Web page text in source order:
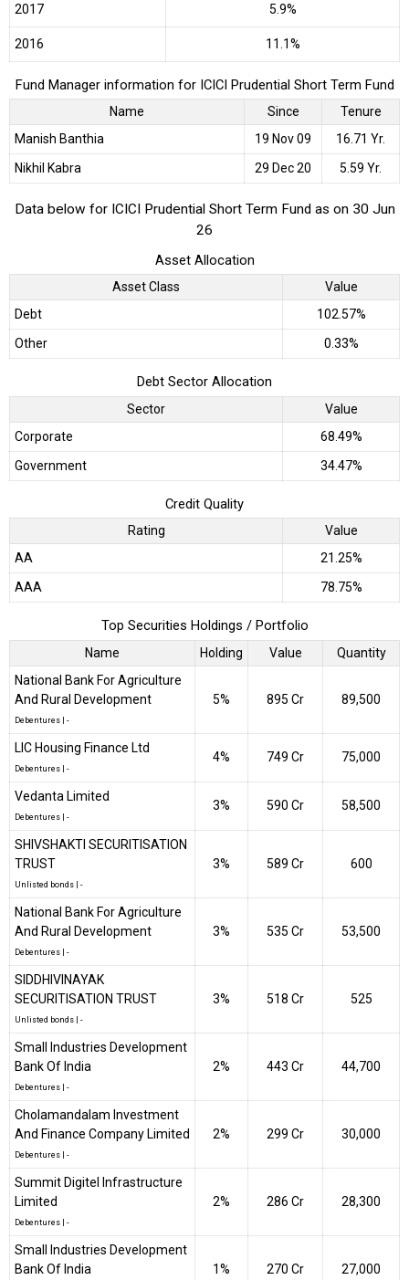
2017 5.9%
2016 11.1%
Fund Manager information for ICICI Prudential Short Term Fund
Name Since
Tenure
Manish Banthia
19 Nov 09
16.71 Yr.
Nikhil Kabra
29 Dec 20 5.59 Yr.
Data below for ICICI Prudential Short Term Fund as on 30 Jun
26
Asset Allocation
Asset Class
Value
Debt
102.57%
Other
0.33%
Debt Sector Allocation
Sector
Value
Corporate
68.49%
Government
34.47%
Credit Quality
Rating
Value
AA
21.25%
AAA
78.75%
Top Securities Holdings / Portfolio
Name Holding Value
Quantity
National Bank For Agriculture
And Rural Development
Debentures -
5% ₹895 Cr 89,500
LIC Housing Finance Ltd
Debentures -
4% ₹749 Cr 75,000
Vedanta Limited
Debentures -
3% ₹590 Cr 58,500
SHIVSHAKTI SECURITISATION
TRUST
Unlisted bonds -
3% ₹589 Cr 600
National Bank For Agriculture
And Rural Development
Debentures -
3% ₹535 Cr 53,500
SIDDHIVINAYAK
SECURITISATION TRUST
Unlisted bonds -
3% ₹518 Cr 525
Small Industries Development
Bank Of India
Debentures -
2% ₹443 Cr 44,700
Cholamandalam Investment
And Finance Company Limited
Debentures -
2% ₹299 Cr 30,000
Summit Digitel Infrastructure
Limited
Debentures -
2% ₹286 Cr 28,300
Small Industries Development
Bank Of India
1% ₹270 Cr 27,000